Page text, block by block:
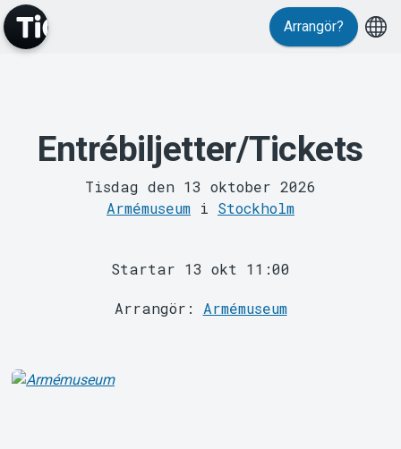
MyTickster
Support
Arrangör?
Entrébiljetter/Tickets
Tisdag den 13 oktober 2026
Armémuseum i Stockholm
Startar 13 okt 11:00
Arrangör: Armémuseum